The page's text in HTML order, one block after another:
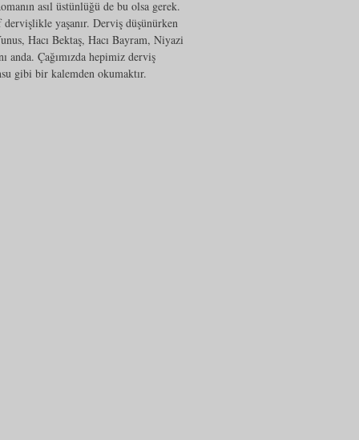
asıl üstünlüğü de bu olsa gerek.
dervişlikle yaşanır. Derviş düşünürken
Hacı Bektaş, Hacı Bayram, Niyazi
anda. Çağımızda hepimiz derviş
gibi bir kalemden okumaktır.